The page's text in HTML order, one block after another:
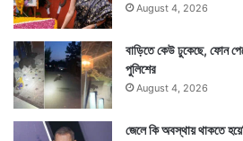
কিন্তু এক্ষেত্রে কাঁচামালের একটা
সেই যোগান কতটা সুলভে পাওয়া যাবে
অবস্থায়। কারণ চিনও করোনার
সংবাদ সংস্থার সাহায্য নিয়ে লেখা
August 4, 2026
বাড়িতে কেউ ঢুকেছে, ফোন
পুলিশের
August 4, 2026
জেলে কি অবস্থায় থাকতে